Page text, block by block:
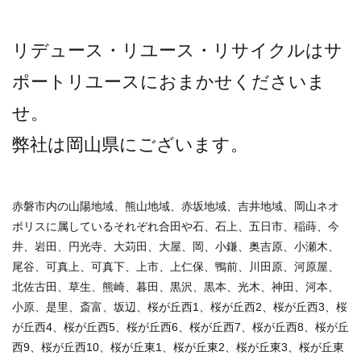
リデュース・リユース・リサイクルはサ
ポートリユースにおまかせくださいま
せ。
弊社は岡山県にございます。
赤磐市内の山陽地域、熊山地域、赤坂地域、吉井地域、岡山ネオ
ポリスに属しているそれぞれ合田や石、石上、五日市、稲蒔、今
井、岩田、円光寺、大苅田、大屋、岡、小鎌、奥吉原、小瀬木、
尾谷、可真上、可真下、上市、上仁保、鴨前、川田原、河原屋、
北佐古田、草生、熊崎、暮田、黒沢、黒本、光木、神田、河本、
小原、是里、斎富、坂辺、桜が丘西1、桜が丘西2、桜が丘西3、桜
が丘西4、桜が丘西5、桜が丘西6、桜が丘西7、桜が丘西8、桜が丘
西9、桜が丘西10、桜が丘東1、桜が丘東2、桜が丘東3、桜が丘東